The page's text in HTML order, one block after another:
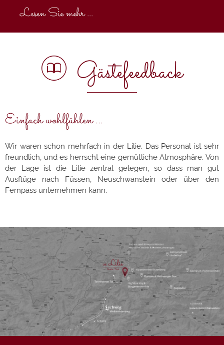
Lesen Sie mehr ...
Gästefeedback
Einfach wohlfühlen ...
Wir waren schon mehrfach in der Lilie. Das Personal ist sehr
freundlich, und es herrscht eine gemütliche Atmosphäre. Von
der Lage ist die Lilie zentral gelegen, so dass man gut
Ausflüge nach Füssen, Neuschwanstein oder über den
Fernpass unternehmen kann.